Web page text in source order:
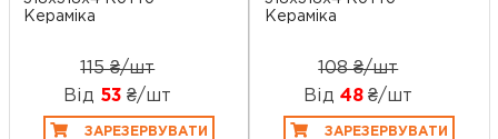
Кераміка
115 ₴/шт
Від 53₴/шт
ЗАРЕЗЕРВУВАТИ
Кераміка
108 ₴/шт
Від 48₴/шт
ЗАРЕЗЕРВУВАТИ